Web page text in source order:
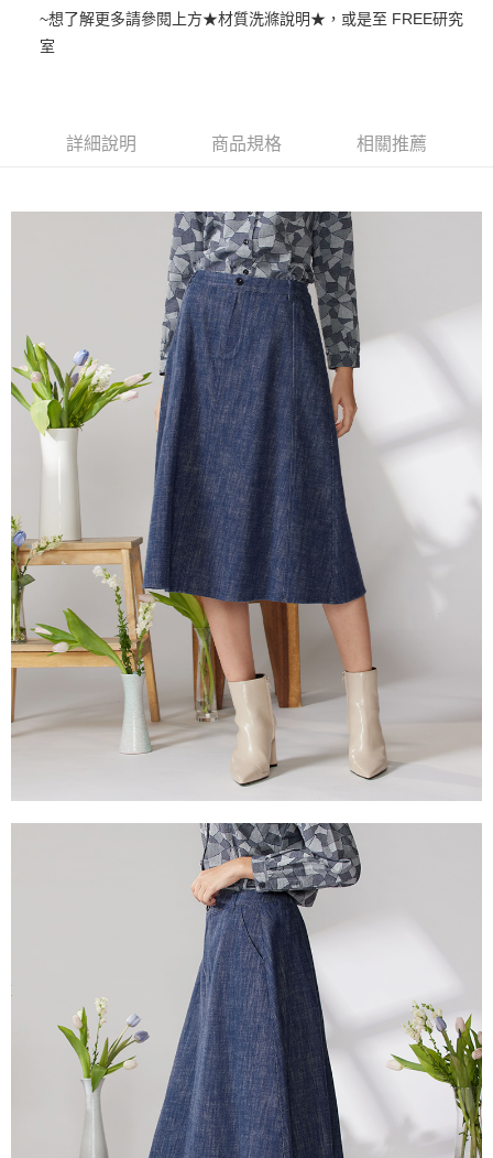
台灣樂天信用卡公司
全盈+PAY
【關於「AFTEE先享後付」】
AFTEE先享後付是「在收到商品之後才付款」的支付方式。 讓您購物簡單
２．便利：只要手機號碼，簡訊認證，即可結帳。
３．安心：先確認商品／服務後，再付款。
【「AFTEE先享後付」結帳流程】
１．於結帳方式選擇「AFTEE先享後付」後，將跳轉至「AFTEE先享後付」
結帳頁面，進行簡訊認證並確認金額後，即可完成結帳。
２．訂單成立數日內，您將收到繳費通知簡訊。
３．收到繳費通知簡訊後14天內，點擊此簡訊中的連結，可透過四大超商／
ATM／網路銀行／等多元方式進行付款，方視為交易完成。
※ 請注意：結帳手續完成當下不需立刻繳費，但若您需要取消訂單，請聯絡
購買商品的店家。未經商家同意取消之訂單仍視為有效，需透過AFTEE先享
後付繳納相關費用。
※ 交易是否成功請以「AFTEE先享後付 」之結帳頁面顯示為準，若有關於
是否繳費成功／繳費後需取消欲退款等相關疑問，請聯繫「AFTEE先享後付
https://netprotections.freshdesk.com/support/home
【注意事項】
１．透過由恩沛科技股份有限公司提供之「AFTEE先享後付」服務完成之交
易，需依本服務之必要範圍內提供個人資料，並將交易相關給付款項請求債
權轉讓予恩沛科技股份有限公司。
２．關於個人資料處理事宜，請瀏覽以下網址：
https://aftee.tw/terms/#terms3
３．未成年的使用者請事先徵得法定代理人或監護人之同意方可使用
「AFTEE先享後付」，若未經同意申辦者引起之損失，本公司不負相關責
４．使用「AFTEE先享後付」時，將依據個別帳號之用戶狀況，依本公司即
時審查核予不同之上限額度；若仍有額度不足之情形，本公司將視審查結果
請求用戶進行身份認證。
５．嚴禁一人註冊多個帳號或使用他人資訊註冊。若發現惡意使用之情形，
恩沛科技股份有限公司將有權停止該用戶之使用額度並採取法律行動。
ATM付款
每筆NT$100，滿NT$2,000(含以上)免運費
付款後全家超商取貨
每筆NT$100，滿NT$2,000(含以上)免運費
7-11超商取貨付款
每筆NT$100，滿NT$2,000(含以上)免運費
付款後7-11超商取貨
每筆NT$100，滿NT$2,000(含以上)免運費
新竹物流宅配
每筆NT$100，滿NT$2,000(含以上)免運費
付款後門市自取
免運費
每筆NT$100，滿NT$2,000(含以上)免運費
~想了解更多請參閱上方★材質洗滌說明★，或是至 FREE研究
室
詳細說明 商品規格 相關推薦